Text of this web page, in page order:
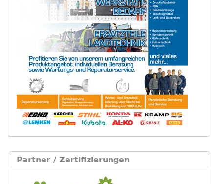
Partner / Zertifizierungen